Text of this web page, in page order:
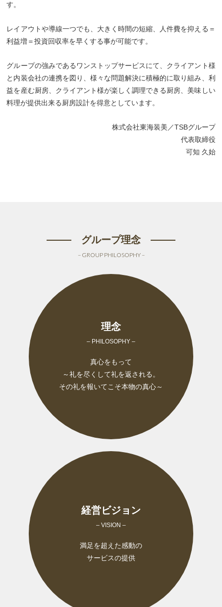
す。
レイアウトや導線一つでも、大きく時間の短縮、人件費を抑える＝
利益増＝投資回収率を早くする事が可能です。
グループの強みであるワンストップサービスにて、クライアント様
と内装会社の連携を図り、様々な問題解決に積極的に取り組み、利
益を産む厨房、クライアント様が楽しく調理できる厨房、美味しい
料理が提供出来る厨房設計を得意としています。
株式会社東海装美／TSBグループ
代表取締役
可知 久始
グループ理念
– GROUP PHILOSOPHY –
理念
– PHILOSOPHY –
真心をもって
～礼を尽くして礼を返される。
その礼を報いてこそ本物の真心～
経営ビジョン
– VISION –
満足を超えた感動の
サービスの提供